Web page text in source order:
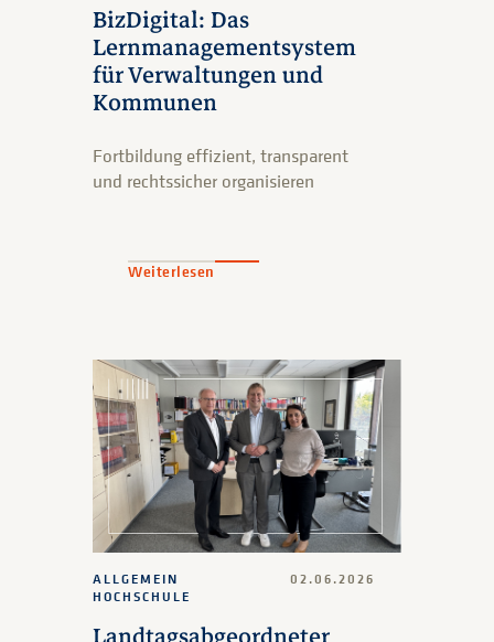
BizDigital: Das
Lernmanagementsystem
für Verwaltungen und
Kommunen
Fortbildung effizient, transparent
und rechtssicher organisieren
Weiterlesen
ALLGEMEIN
HOCHSCHULE
02.06.2026